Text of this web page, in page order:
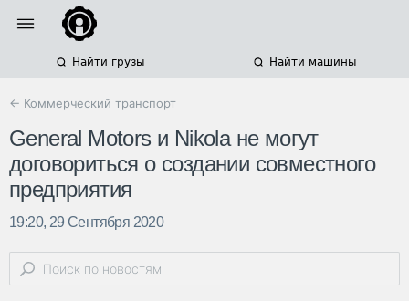
Найти грузы Найти машины
← Коммерческий транспорт
General Motors и Nikola не могут
договориться о создании совместного
предприятия
19:20, 29 Сентября 2020